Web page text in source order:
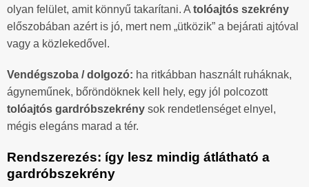
olyan felület, amit könnyű takarítani. A tolóajtós szekrény
előszobában azért is jó, mert nem „ütközik” a bejárati ajtóval
vagy a közlekedővel.
Vendégszoba / dolgozó: ha ritkábban használt ruháknak,
ágyneműnek, bőröndöknek kell hely, egy jól polcozott
tolóajtós gardróbszekrény sok rendetlenséget elnyel,
mégis elegáns marad a tér.
Rendszerezés: így lesz mindig átlátható a
gardróbszekrény